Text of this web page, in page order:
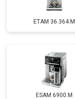
ETAM 36.364.M
ESAM 6900.M